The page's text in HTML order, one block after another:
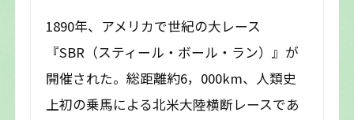
1890年、アメリカで世紀の大レース
『SBR（スティール・ボール・ラン）』が
開催された。総距離約6，000km、人類史
上初の乗馬による北米大陸横断レースであ